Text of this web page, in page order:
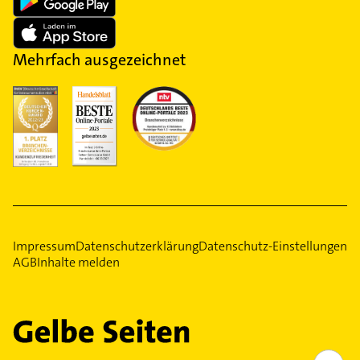
Mehrfach ausgezeichnet
ImpressumDatenschutzerklärungDatenschutz-Einstellungen
AGBInhalte melden